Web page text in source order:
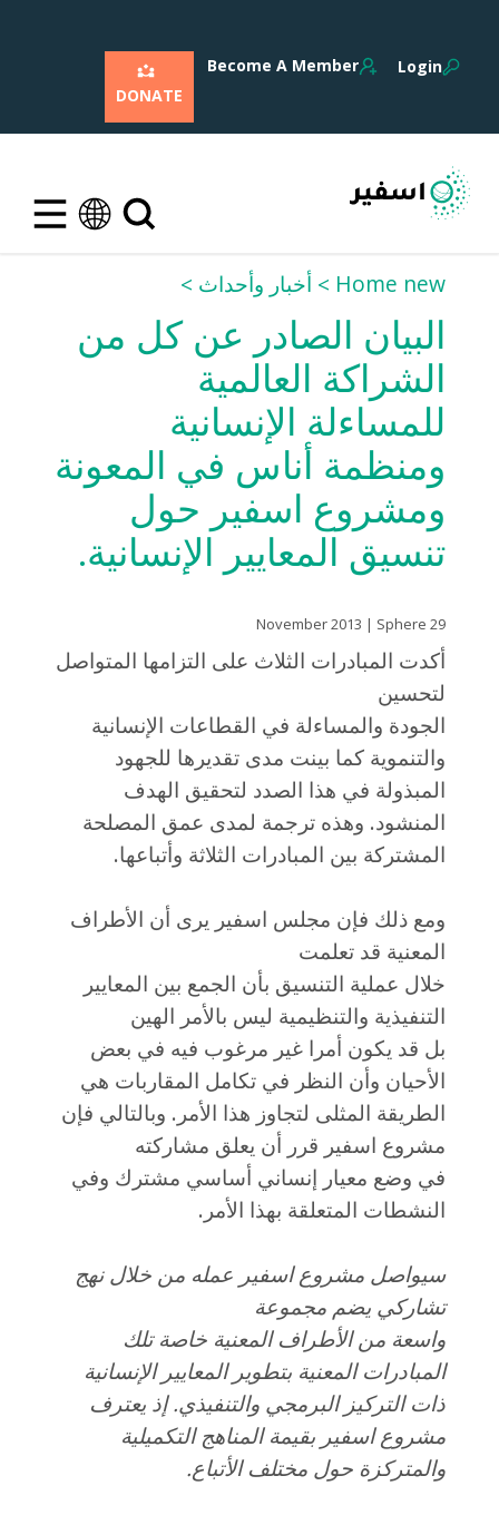
Login
Become A Member
DONATE
Home new أخبار وأحداث
البيان الصادر عن كل من
الشراكة العالمية
للمساءلة الإنسانية
ومنظمة أناس في المعونة
ومشروع اسفير حول
تنسيق المعايير الإنسانية.
29 November 2013 | Sphere
أكدت المبادرات الثلاث على التزامها المتواصل
لتحسين
الجودة والمساءلة في القطاعات الإنسانية
والتنموية كما بينت مدى تقديرها للجهود
المبذولة في هذا الصدد لتحقيق الهدف
المنشود. وهذه ترجمة لمدى عمق المصلحة
المشتركة بين المبادرات الثلاثة وأتباعها.
ومع ذلك فإن مجلس اسفير يرى أن الأطراف
المعنية قد تعلمت
خلال عملية التنسيق بأن الجمع بين المعايير
التنفيذية والتنظيمية ليس بالأمر الهين
بل قد يكون أمرا غير مرغوب فيه في بعض
الأحيان وأن النظر في تكامل المقاربات هي
الطريقة المثلى لتجاوز هذا الأمر. وبالتالي فإن
مشروع اسفير قرر أن يعلق مشاركته
في وضع معيار إنساني أساسي مشترك وفي
النشطات المتعلقة بهذا الأمر.
سيواصل مشروع اسفير عمله من خلال نهج
تشاركي يضم مجموعة
واسعة من الأطراف المعنية خاصة تلك
المبادرات المعنية بتطوير المعايير الإنسانية
ذات التركيز البرمجي والتنفيذي. إذ يعترف
مشروع اسفير بقيمة المناهج التكميلية
والمتركزة حول مختلف الأتباع.